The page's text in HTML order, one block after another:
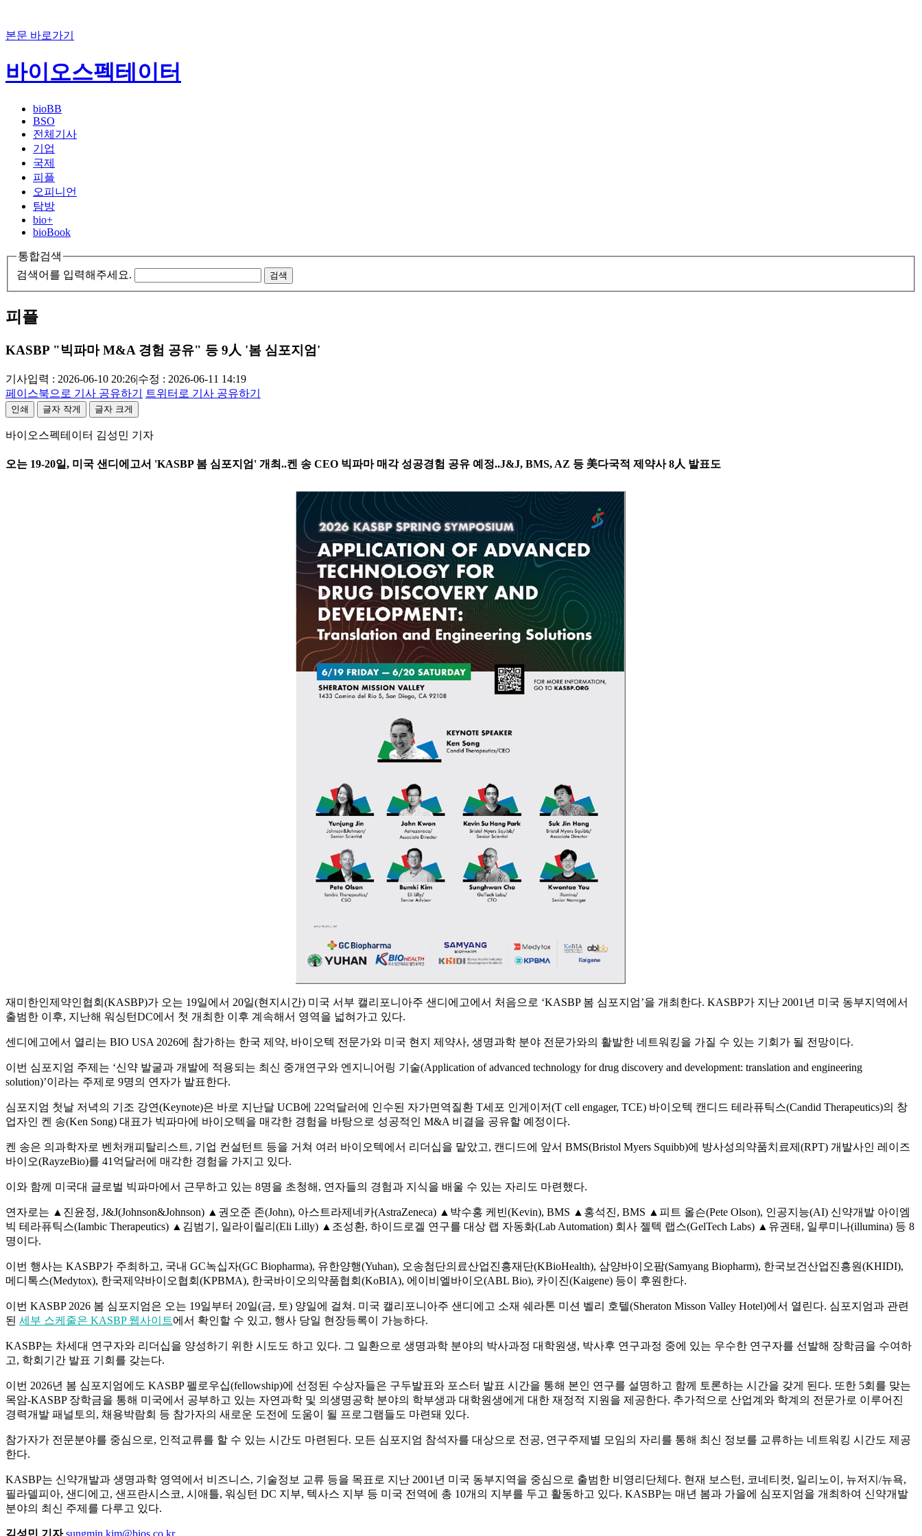
본문 바로가기
바이오스펙테이터
bioBB
BSO
전체기사
기업
국제
피플
오피니언
탐방
bio+
bioBook
통합검색
검색어를 입력해주세요.
검색
피플
KASBP "빅파마 M&A 경험 공유" 등 9人 '봄 심포지엄'
기사입력 : 2026-06-10 20:26|수정 : 2026-06-11 14:19
페이스북으로 기사 공유하기
트위터로 기사 공유하기
인쇄 글자 작게 글자 크게
바이오스펙테이터 김성민 기자
오는 19-20일, 미국 샌디에고서 'KASBP 봄 심포지엄' 개최..켄 송 CEO 빅파마 매각 성공경험 공유 예정..J&J, BMS, AZ 등 美다국적 제약사 8人 발표도
재미한인제약인협회(KASBP)가 오는 19일에서 20일(현지시간) 미국 서부 캘리포니아주 샌디에고에서 처음으로 ‘KASBP 봄 심포지엄’을 개최한다. KASBP가 지난 2001년 미국 동부지역에서
출범한 이후, 지난해 워싱턴DC에서 첫 개최한 이후 계속해서 영역을 넓혀가고 있다.
센디에고에서 열리는 BIO USA 2026에 참가하는 한국 제약, 바이오텍 전문가와 미국 현지 제약사, 생명과학 분야 전문가와의 활발한 네트워킹을 가질 수 있는 기회가 될 전망이다.
이번 심포지엄 주제는 ‘신약 발굴과 개발에 적용되는 최신 중개연구와 엔지니어링 기술(Application of advanced technology for drug discovery and development: translation and engineering
solution)’이라는 주제로 9명의 연자가 발표한다.
심포지엄 첫날 저녁의 기조 강연(Keynote)은 바로 지난달 UCB에 22억달러에 인수된 자가면역질환 T세포 인게이저(T cell engager, TCE) 바이오텍 캔디드 테라퓨틱스(Candid Therapeutics)의 창
업자인 켄 송(Ken Song) 대표가 빅파마에 바이오텍을 매각한 경험을 바탕으로 성공적인 M&A 비결을 공유할 예정이다.
켄 송은 의과학자로 벤처캐피탈리스트, 기업 컨설턴트 등을 거쳐 여러 바이오텍에서 리더십을 맡았고, 캔디드에 앞서 BMS(Bristol Myers Squibb)에 방사성의약품치료제(RPT) 개발사인 레이즈
바이오(RayzeBio)를 41억달러에 매각한 경험을 가지고 있다.
이와 함께 미국대 글로벌 빅파마에서 근무하고 있는 8명을 초청해, 연자들의 경험과 지식을 배울 수 있는 자리도 마련했다.
연자로는 ▲진윤정, J&J(Johnson&Johnson) ▲권오준 존(John), 아스트라제네카(AstraZeneca) ▲박수홍 케빈(Kevin), BMS ▲홍석진, BMS ▲피트 올슨(Pete Olson), 인공지능(AI) 신약개발 아이엠
빅 테라퓨틱스(Iambic Therapeutics) ▲김범기, 일라이릴리(Eli Lilly) ▲조성환, 하이드로겔 연구를 대상 랩 자동화(Lab Automation) 회사 젤텍 랩스(GelTech Labs) ▲유권태, 일루미나(illumina) 등 8
명이다.
이번 행사는 KASBP가 주최하고, 국내 GC녹십자(GC Biopharma), 유한양행(Yuhan), 오송첨단의료산업진흥재단(KBioHealth), 삼양바이오팜(Samyang Biopharm), 한국보건산업진흥원(KHIDI),
메디톡스(Medytox), 한국제약바이오협회(KPBMA), 한국바이오의약품협회(KoBIA), 에이비엘바이오(ABL Bio), 카이진(Kaigene) 등이 후원한다.
이번 KASBP 2026 봄 심포지엄은 오는 19일부터 20일(금, 토) 양일에 걸쳐. 미국 캘리포니아주 샌디에고 소재 쉐라톤 미션 벨리 호텔(Sheraton Misson Valley Hotel)에서 열린다. 심포지엄과 관련
된 세부 스케줄은 KASBP 웹사이트에서 확인할 수 있고, 행사 당일 현장등록이 가능하다.
KASBP는 차세대 연구자와 리더십을 양성하기 위한 시도도 하고 있다. 그 일환으로 생명과학 분야의 박사과정 대학원생, 박사후 연구과정 중에 있는 우수한 연구자를 선발해 장학금을 수여하
고, 학회기간 발표 기회를 갖는다.
이번 2026년 봄 심포지엄에도 KASBP 펠로우십(fellowship)에 선정된 수상자들은 구두발표와 포스터 발표 시간을 통해 본인 연구를 설명하고 함께 토론하는 시간을 갖게 된다. 또한 5회를 맞는
목암-KASBP 장학금을 통해 미국에서 공부하고 있는 자연과학 및 의생명공학 분야의 학부생과 대학원생에게 대한 재정적 지원을 제공한다. 추가적으로 산업계와 학계의 전문가로 이루어진
경력개발 패널토의, 채용박람회 등 참가자의 새로운 도전에 도움이 될 프로그램들도 마련돼 있다.
참가자가 전문분야를 중심으로, 인적교류를 할 수 있는 시간도 마련된다. 모든 심포지엄 참석자를 대상으로 전공, 연구주제별 모임의 자리를 통해 최신 정보를 교류하는 네트워킹 시간도 제공
한다.
KASBP는 신약개발과 생명과학 영역에서 비즈니스, 기술정보 교류 등을 목표로 지난 2001년 미국 동부지역을 중심으로 출범한 비영리단체다. 현재 보스턴, 코네티컷, 일리노이, 뉴저지/뉴욕,
필라델피아, 샌디에고, 샌프란시스코, 시애틀, 워싱턴 DC 지부, 텍사스 지부 등 미국 전역에 총 10개의 지부를 두고 활동하고 있다. KASBP는 매년 봄과 가을에 심포지엄을 개최하여 신약개발
분야의 최신 주제를 다루고 있다.
김성민 기자 sungmin.kim@bios.co.kr